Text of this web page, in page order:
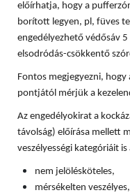
előírhatja, hogy a
borított legyen, pl, füves
engedélyezhető védősáv
elsodródás-csökkentő
Fontos megjegyezni,
pontjától mérjük a
Az engedélyokirat a
távolság) előírása mellett
veszélyességi kategóriáit
nem jelölésköteles,
mérsékelten veszélyes,